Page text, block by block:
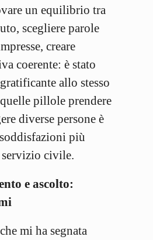
un equilibrio tra
scegliere parole
creare
coerente: è stato
allo stesso
pillole prendere
diverse persone è
più
civile.
e ascolto:
mi ha segnata